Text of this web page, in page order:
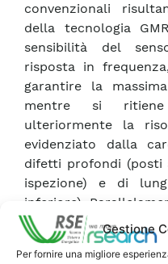
Gestione
Per fornire una migliore
convenzionali
della tecnologia
sensibilità del
risposta in
garantire la
mentre si ritiene
ulteriormente la
evidenziato dalla
difetti profondi (posti
ispezione) e di
inferiore).
è stato sviluppato
consentito di
la sensibilità di un